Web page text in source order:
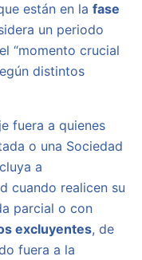
están en la fase
un periodo
“momento crucial
distintos
fuera a quienes
o una Sociedad
a
cuando realicen su
parcial o con
excluyentes, de
fuera a la